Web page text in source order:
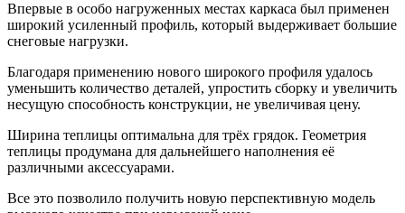
Впервые в особо нагруженных местах каркаса был применен
широкий усиленный профиль, который выдерживает большие
снеговые нагрузки.
Благодаря применению нового широкого профиля удалось
уменьшить количество деталей, упростить сборку и увеличить
несущую способность конструкции, не увеличивая цену.
Ширина теплицы оптимальна для трёх грядок. Геометрия
теплицы продумана для дальнейшего наполнения её
различными аксессуарами.
Все это позволило получить новую перспективную модель